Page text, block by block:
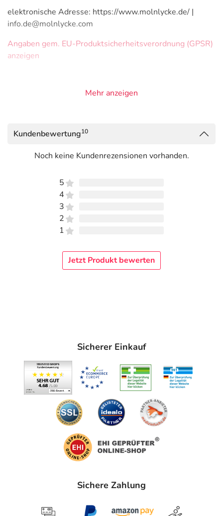
elektronische Adresse: https://www.molnlycke.de/ |
info.de@molnlycke.com
Angaben gem. EU-Produktsicherheitsverordnung (GPSR)
anzeigen
Mehr anzeigen
Kundenbewertung10
Noch keine Kundenrezensionen vorhanden.
5
4
3
2
1
Jetzt Produkt bewerten
Sicherer Einkauf
Sichere Zahlung